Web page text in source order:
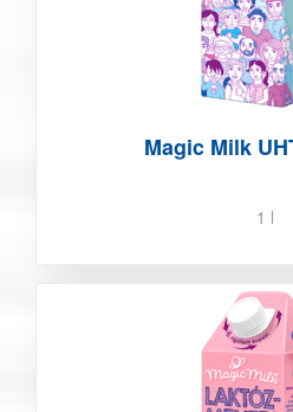
Magic Milk
1 l